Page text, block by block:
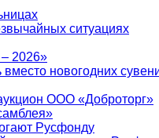
ситуациях
2026»
вместо новогодних
ООО «Доброторг»
Русфонду